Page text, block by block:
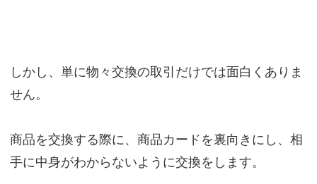
しかし、単に物々交換の取引だけでは面白くありま
せん。
商品を交換する際に、商品カードを裏向きにし、相
手に中身がわからないように交換をします。